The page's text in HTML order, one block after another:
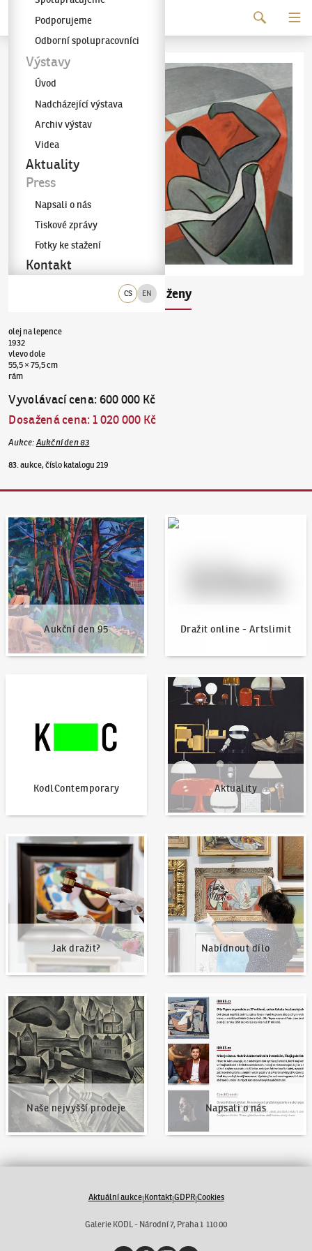
Galerie KODL
CS EN
Podporujeme
Odborní spolupracovníci
Výstavy
Úvod
Nadcházející výstava
Archiv výstav
Videa
Aktuality
Press
Napsali o nás
Tiskové zprávy
Fotky ke stažení
Kontakt
(1883–1942) Dvě ženy
olej na lepence
1932
vlevo dole
55,5 × 75,5 cm
rám
Vyvolávací cena:600 000 Kč
Dosažená cena: 1 020 000 Kč
Aukce: Aukční den 83
83. aukce, číslo katalogu 219
Aukční den 95
Aukční den 95
Dražit online - Artslimit
Dražit online - Artslimit
KodlContemporary Aktuality
Aktuality
Jak dražit?
Jak dražit?
Nabídnout dílo
Nabídnout dílo
Naše nejvyšší prodeje
Naše nejvyšší prodeje
Napsali o nás
Napsali o nás
Aktuální aukce|Kontakt|GDPR|Cookies
Galerie KODL - Národní 7, Praha 1 110 00